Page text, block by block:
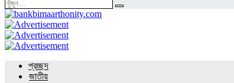
প্রচ্ছদ
জাতীয়